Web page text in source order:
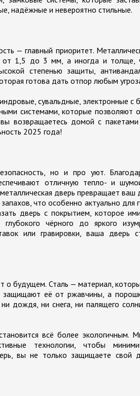
надёжные и невероятно стильные.
— главный приоритет.
от 1,5 до 3 мм, а иногда и толще,
степенью защиты,
готова дать отпор любым
сувальдные, электронные с
системами, которые позволяют
возвращаетесь домой с
2025 года!
но и про уют.
отличную тепло- и
дверь превращает
что особенно актуально для
дверь с покрытием, которое
чёрного до яркого
или гравировки, ваша дверь
будущем. Сталь — материал,
защищают её от ржавчины, а
дождя, ни снега, ни палящего
всё более экологичным.
технологии, чтобы
вы не только защищаете свой